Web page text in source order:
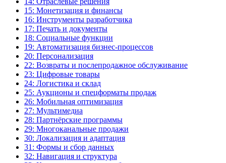
15: Монетизация и финансы
16: Инструменты разработчика
17: Печать и документы
18: Социальные функции
19: Автоматизация бизнес-процессов
20: Персонализация
22: Возвраты и послепродажное обслуживание
23: Цифровые товары
24: Логистика и склад
25: Аукционы и спецформаты продаж
26: Мобильная оптимизация
27: Мультимедиа
28: Партнёрские программы
29: Многоканальные продажи
30: Локализация и адаптация
31: Формы и сбор данных
32: Навигация и структура